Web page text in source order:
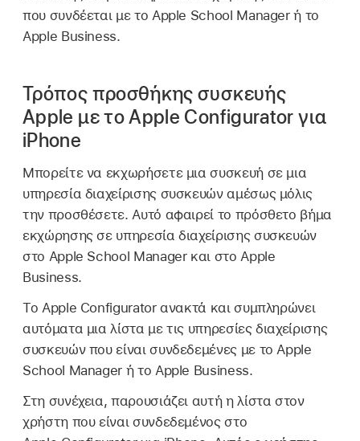
που συνδέεται με το Apple School Manager ή το
Apple Business.
Τρόπος προσθήκης συσκευής
Apple με το Apple Configurator για
iPhone
Μπορείτε να εκχωρήσετε μια συσκευή σε μια
υπηρεσία διαχείρισης συσκευών αμέσως μόλις
την προσθέσετε. Αυτό αφαιρεί το πρόσθετο βήμα
εκχώρησης σε υπηρεσία διαχείρισης συσκευών
στο Apple School Manager και στο Apple
Business.
Το Apple Configuratorανακτά και συμπληρώνει
αυτόματα μια λίστα με τις υπηρεσίες διαχείρισης
συσκευών που είναι συνδεδεμένες με το Apple
School Manager ή το Apple Business.
Στη συνέχεια, παρουσιάζει αυτή η λίστα στον
χρήστη που είναι συνδεδεμένος στο